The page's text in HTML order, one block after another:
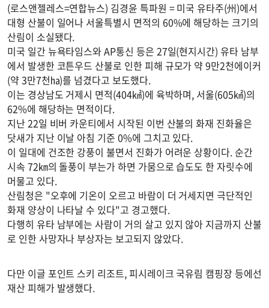
(로스앤젤레스=연합뉴스) 김경윤 특파원 = 미국 유타주(州)에서
대형 산불이 일어나 서울특별시 면적의 60%에 해당하는 크기의
산림이 소실됐다.
미국 일간 뉴욕타임스와 AP통신 등은 27일(현지시간) 유타 남부
에서 발생한 코튼우드 산불로 인한 피해 규모가 약 9만2천에이커
(약 3만7천㏊)를 넘겼다고 보도했다.
이는 경상남도 거제시 면적(404㎢)에 육박하며, 서울(605㎢)의
62%에 해당하는 면적이다.
지난 22일 비버 카운티에서 시작된 이번 산불의 화재 진화율은
닷새가 지난 이날 아침 기준 0%에 그치고 있다.
이 일대에 건조한 강풍이 불면서 진화가 어려운 상황이다. 순간
시속 72㎞의 돌풍이 부는가 하면 가뭄으로 습도도 한 자릿수에
머물고 있다.
산림청은 "오후에 기온이 오르고 바람이 더 거세지면 극단적인
화재 양상이 나타날 수 있다"고 경고했다.
다행히 유타 남부에는 사람이 거의 살고 있지 않아 지금까지 산불
로 인한 사망자나 부상자는 보고되지 않았다.
다만 이글 포인트 스키 리조트, 피시레이크 국유림 캠핑장 등에선
재산 피해가 발생했다.